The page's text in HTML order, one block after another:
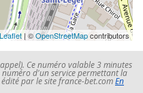
Leaflet | ©OpenStreetMapcontributors
Ce numéro valable 3 minutes
d'un service permettant la
par le site france-bet.comEn